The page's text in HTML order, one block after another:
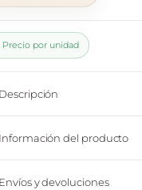
Precio por unidad
Descripción
Información del producto
Envíos y devoluciones